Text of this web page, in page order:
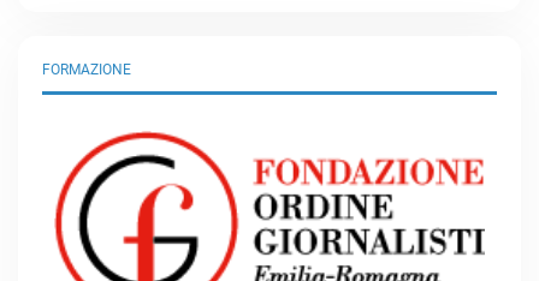
FORMAZIONE